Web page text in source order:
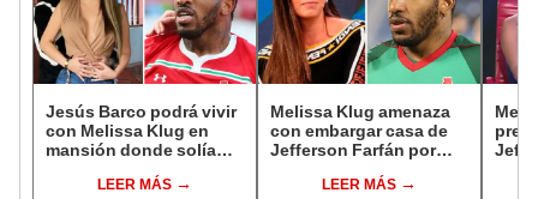
Jesús Barco podrá vivir
con Melissa Klug en
mansión donde solía
MagalyLEER MÁS
Melissa Klug amenaza
con embargar casa de
Jefferson Farfán por
LEER MÁS